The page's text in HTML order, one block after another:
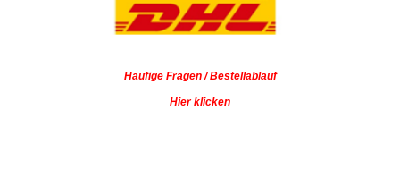
Häufige Fragen / Bestellablauf
Hier klicken